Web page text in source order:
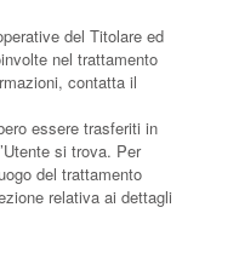
del Titolare ed
nel trattamento
contatta il
essere trasferiti in
si trova. Per
del trattamento
relativa ai dettagli